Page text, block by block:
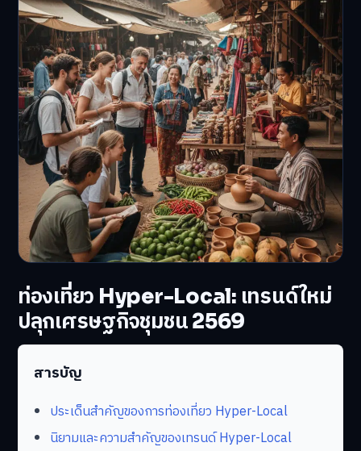
ท่องเที่ยว Hyper-Local: เทรนด์ใหม่
ปลุกเศรษฐกิจชุมชน 2569
สารบัญ
ประเด็นสำคัญของการท่องเที่ยว Hyper-Local
นิยามและความสำคัญของเทรนด์ Hyper-Local